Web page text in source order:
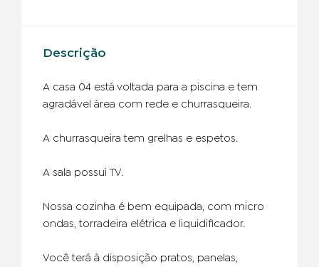
Descrição
A casa 04 está voltada para a piscina e tem
agradável área com rede e churrasqueira.
A churrasqueira tem grelhas e espetos.
A sala possui TV.
Nossa cozinha é bem equipada, com micro
ondas, torradeira elétrica e liquidificador.
Você terá à disposição pratos, panelas,